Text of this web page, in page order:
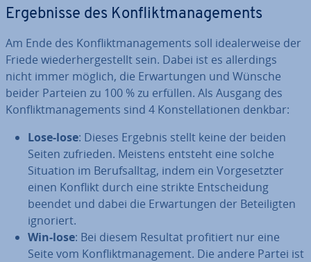
Er­geb­nis­se des Kon­flikt­ma­nage­ments
Am Ende des Kon­flikt­ma­nage­ments soll idea­ler­wei­se der
Friede wie­der­her­ge­stellt sein. Dabei ist es al­ler­dings
nicht immer möglich, die Er­war­tun­gen und Wünsche
beider Parteien zu 100 % zu erfüllen. Als Ausgang des
Kon­flikt­ma­nage­ments sind 4 Kon­stel­la­tio­nen denkbar:
Lose-lose: Dieses Ergebnis stellt keine der beiden
Seiten zufrieden. Meistens entsteht eine solche
Situation im Be­rufs­all­tag, indem ein Vor­ge­setz­ter
einen Konflikt durch eine strikte Ent­schei­dung
beendet und dabei die Er­war­tun­gen der Be­tei­lig­ten
ignoriert.
Win-lose: Bei diesem Resultat pro­fi­tiert nur eine
Seite vom Kon­flikt­ma­nage­ment. Die andere Partei ist